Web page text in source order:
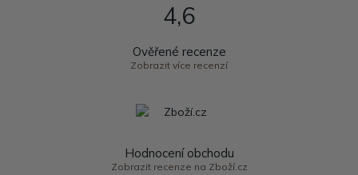
4,6
Ověřené recenze
Zobrazit více recenzí
Hodnocení obchodu
Zobrazit recenze na Zboží.cz